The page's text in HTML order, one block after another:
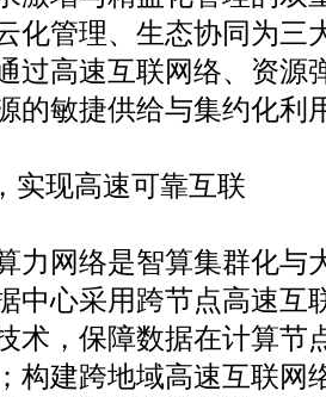
化管理、生态协同为三
过高速互联网络、资源
的敏捷供给与集约化利
现高速可靠互联
网络是智算集群化与
中心采用跨节点高速互
术，保障数据在计算节
构建跨地域高速互联网